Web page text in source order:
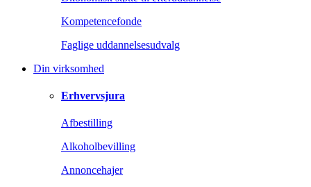
Kompetencefonde
Faglige uddannelsesudvalg
Din virksomhed
Erhvervsjura
Afbestilling
Alkoholbevilling
Annoncehajer